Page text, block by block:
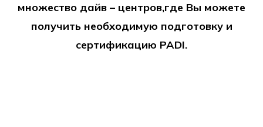
множество дайв – центров,где Вы можете
получить необходимую подготовку и
сертификацию PADI.